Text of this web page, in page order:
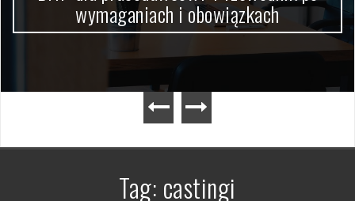
wymaganiach i obowiązkach
Tag: castingi